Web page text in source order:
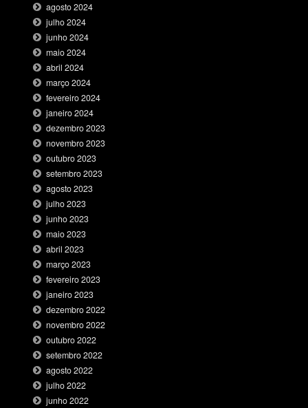
agosto 2024
julho 2024
junho 2024
maio 2024
abril 2024
março 2024
fevereiro 2024
janeiro 2024
dezembro 2023
novembro 2023
outubro 2023
setembro 2023
agosto 2023
julho 2023
junho 2023
maio 2023
abril 2023
março 2023
fevereiro 2023
janeiro 2023
dezembro 2022
novembro 2022
outubro 2022
setembro 2022
agosto 2022
julho 2022
junho 2022